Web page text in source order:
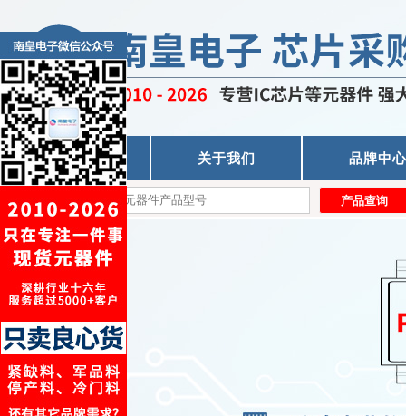
首页 关于我们 品牌中心